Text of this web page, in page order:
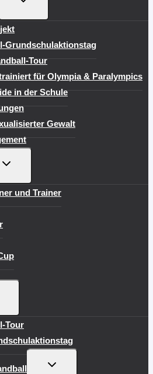
Grundschulaktionstag
Tour
für Olympia & Paralympics
in der Schule
Gewalt
UNTERMENÜ
und Trainer
Tour
UNTERMENÜ